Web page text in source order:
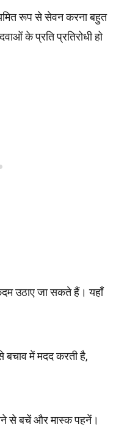
रूप से सेवन करना बहुत
के प्रति प्रतिरोधी हो
उठाए जा सकते हैं। यहाँ
बचाव में मदद करती है,
से बचें और मास्क पहनें।